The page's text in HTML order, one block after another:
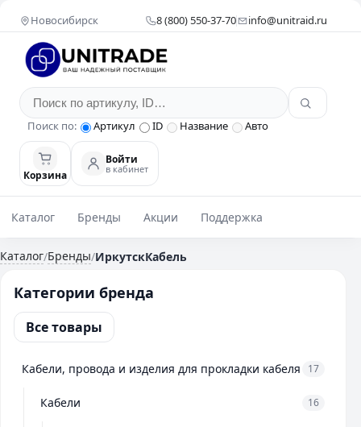
Новосибирск 8 (800) 550-37-70 info@unitraid.ru
Поиск по: Артикул ID Название Авто
Корзина
Войти
в кабинет
Каталог Бренды Акции Поддержка
Каталог/Бренды/ИркутскКабель
Категории бренда
Все товары
Кабели, провода и изделия для прокладки кабеля 17
Кабели 16